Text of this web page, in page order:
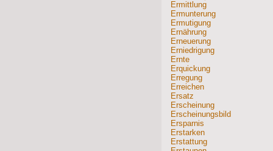
Ermittlung
Ermunterung
Ermutigung
Ernährung
Erneuerung
Erniedrigung
Ernte
Erquickung
Erregung
Erreichen
Ersatz
Erscheinung
Erscheinungsbild
Ersparnis
Erstarken
Erstattung